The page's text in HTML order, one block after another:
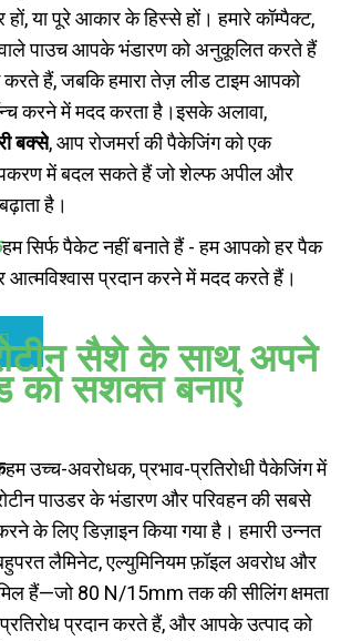
हों, या पूरे आकार के हिस्से हों। हमारे कॉम्पैक्ट,
पाउच आपके भंडारण को अनुकूलित करते हैं
हैं, जबकि हमारा तेज़ लीड टाइम आपको
करने में मदद करता है।इसके अलावा,
बक्से, आप रोजमर्रा की पैकेजिंग को एक
में बदल सकते हैं जो शेल्फ अपील और
है।
हम सिर्फ पैकेट नहीं बनाते हैं - हम आपको हर पैक
आत्मविश्वास प्रदान करने में मदद करते हैं।
सैशे के साथ अपने
को सशक्त बनाएं
हम उच्च-अवरोधक, प्रभाव-प्रतिरोधी पैकेजिंग में
पाउडर के भंडारण और परिवहन की सबसे
के लिए डिज़ाइन किया गया है। हमारी उन्नत
लैमिनेट, एल्युमिनियम फ़ॉइल अवरोध और
हैं—जो 80 N/15mm तक की सीलिंग क्षमता
प्रदान करते हैं, और आपके उत्पाद को